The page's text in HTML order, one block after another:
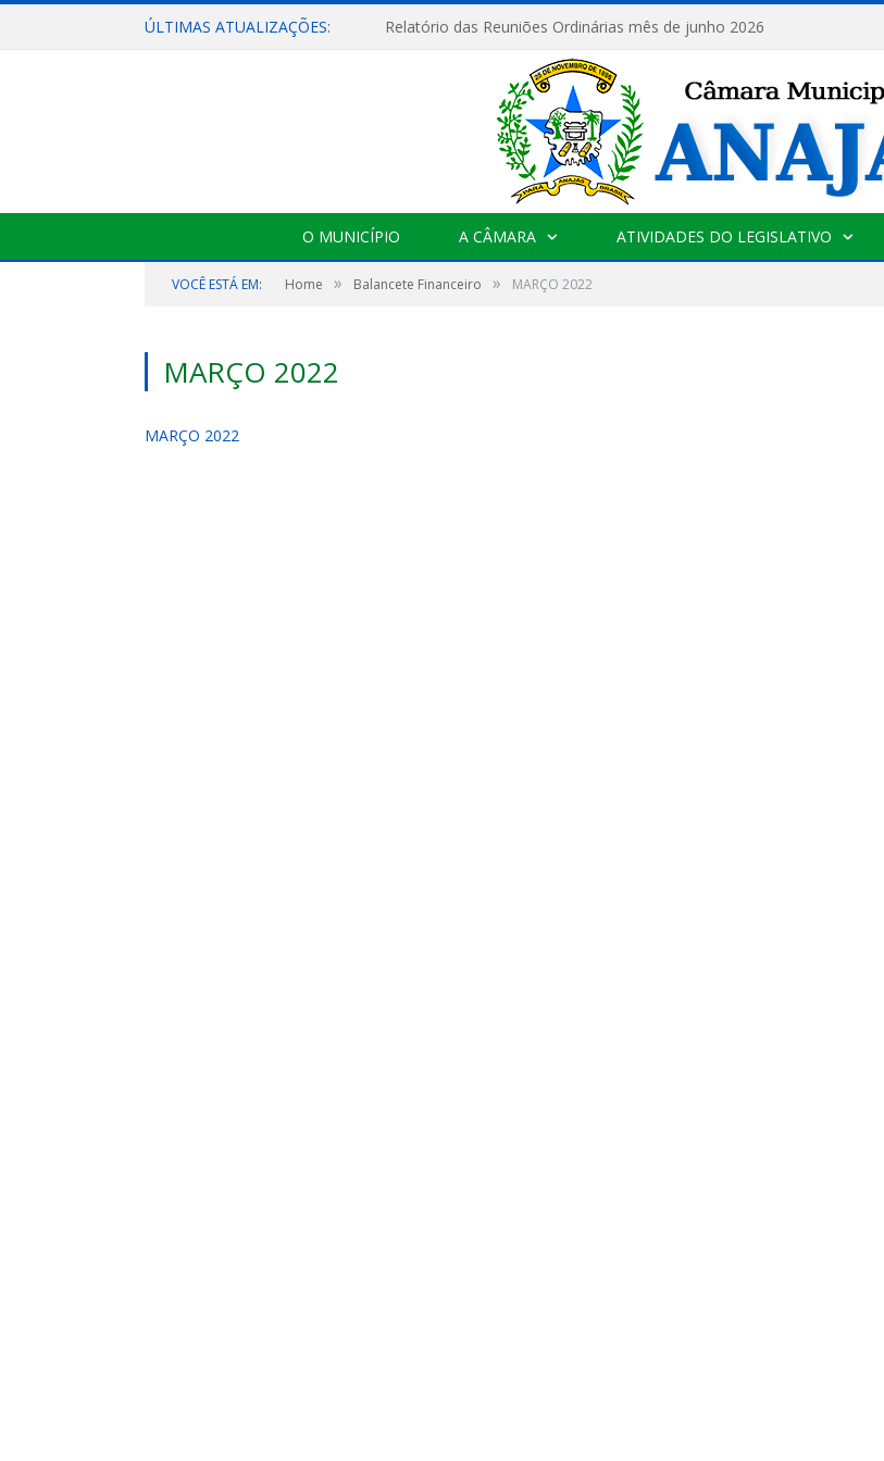
ÚLTIMAS ATUALIZAÇÕES: Relatório das Reuniões Ordinárias mês de junho 2026
O MUNICÍPIO A CÂMARA ATIVIDADES DO LEGISLATIVO
VOCÊ ESTÁ EM: Home » Balancete Financeiro » MARÇO 2022
MARÇO 2022
MARÇO 2022